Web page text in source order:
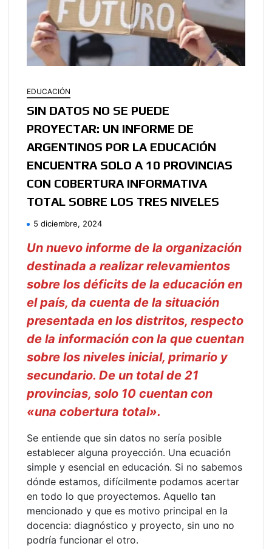
EDUCACIÓN
SIN DATOS NO SE PUEDE
PROYECTAR: UN INFORME DE
ARGENTINOS POR LA EDUCACIÓN
ENCUENTRA SOLO A 10 PROVINCIAS
CON COBERTURA INFORMATIVA
TOTAL SOBRE LOS TRES NIVELES
5 diciembre, 2024
Un nuevo informe de la organización
destinada a realizar relevamientos
sobre los déficits de la educación en
el país, da cuenta de la situación
presentada en los distritos, respecto
de la información con la que cuentan
sobre los niveles inicial, primario y
secundario. De un total de 21
provincias, solo 10 cuentan con
«una cobertura total».
Se entiende que sin datos no sería posible
establecer alguna proyección. Una ecuación
simple y esencial en educación. Si no sabemos
dónde estamos, difícilmente podamos acertar
en todo lo que proyectemos. Aquello tan
mencionado y que es motivo principal en la
docencia: diagnóstico y proyecto, sin uno no
podría funcionar el otro.